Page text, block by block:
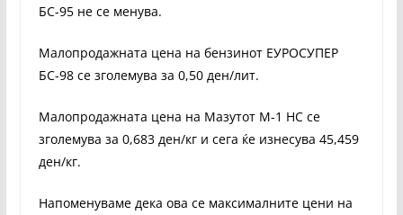
БС-95 не се менува.
Малопродажната цена на бензинот ЕУРОСУПЕР
БС-98 се зголемува за 0,50 ден/лит.
Малопродажната цена на Мазутот М-1 НС се
зголемува за 0,683 ден/кг и сега ќе изнесува 45,459
ден/кг.
Напоменуваме дека ова се максималните цени на